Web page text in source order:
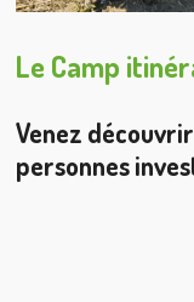
Le Camp
Venez
personnes